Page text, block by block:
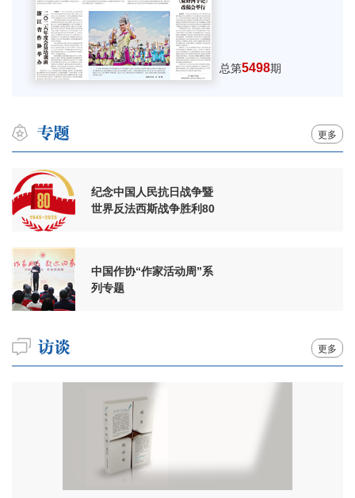
总第5498期
更多
纪念中国人民抗日战争暨
世界反法西斯战争胜利80
中国作协“作家活动周”系
列专题
更多